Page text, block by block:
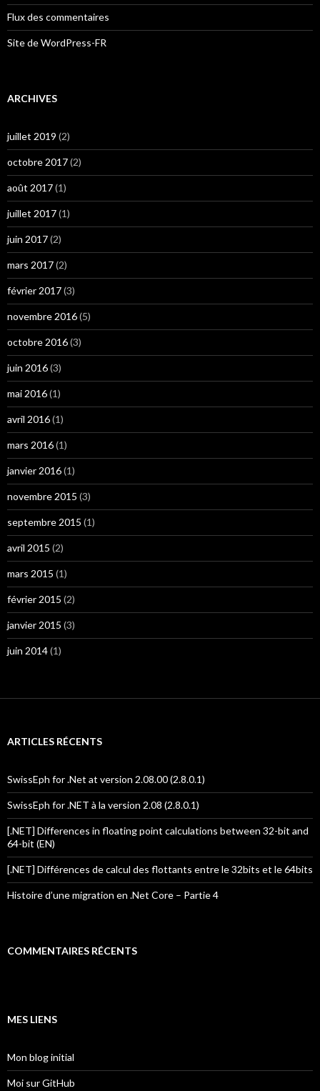
Flux des commentaires
Site de WordPress-FR
ARCHIVES
juillet 2019 (2)
octobre 2017(2)
août 2017(1)
juillet 2017(1)
juin 2017(2)
mars 2017(2)
février 2017(3)
novembre 2016(5)
octobre 2016(3)
juin 2016(3)
mai 2016(1)
avril 2016(1)
mars 2016(1)
janvier 2016(1)
novembre 2015 (3)
septembre 2015 (1)
avril 2015 (2)
mars 2015 (1)
février 2015 (2)
janvier 2015 (3)
juin 2014(1)
ARTICLES RÉCENTS
SwissEph for .Net at version 2.08.00 (2.8.0.1)
SwissEph for .NET à la version 2.08 (2.8.0.1)
[.NET] Differences in floating point calculations between 32-bit and
64-bit (EN)
[.NET] Différences de calcul des flottants entre le 32bits et le 64bits
Histoire d’une migration en .Net Core – Partie 4
COMMENTAIRES RÉCENTS
MES LIENS
Mon blog initial
Moi sur GitHub